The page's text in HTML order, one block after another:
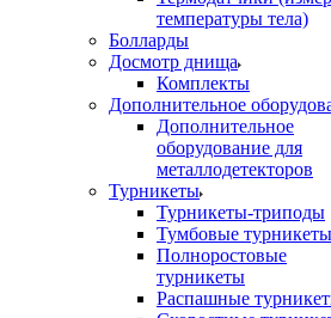
температуры тела)
Болларды
Досмотр днища
Комплекты
Дополнительное
Дополнительное
оборудование для
металлодетекторов
Турникеты
Турникеты-триподы
Тумбовые турникеты
Полноростовые
турникеты
Распашные